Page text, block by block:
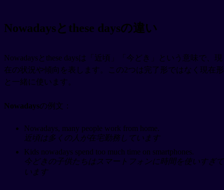
Nowadaysとthese daysの違い
Nowadaysとthese daysは「近頃」「今どき」という意味で、現
在の状況や傾向を表します。この2つは完了形ではなく現在形
と一緒に使います。
Nowadaysの例文：
Nowadays, many people work from home.
近頃は多くの人が在宅勤務しています
Kids nowadays spend too much time on smartphones.
今どきの子供たちはスマートフォンに時間を使いすぎて
います